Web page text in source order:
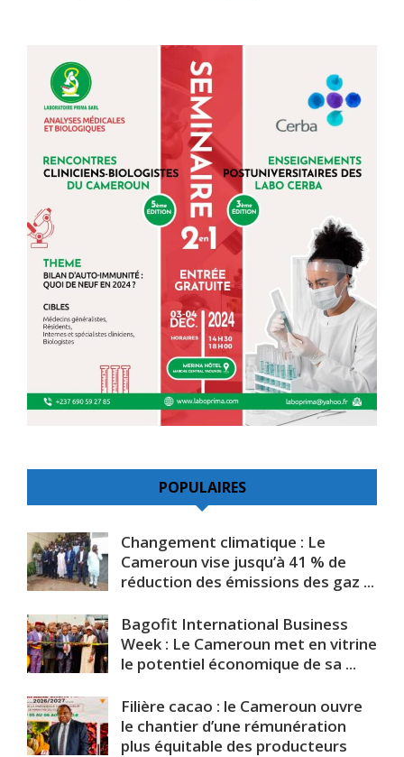
POPULAIRES
Changement climatique : Le
Cameroun vise jusqu’à 41 % de
réduction des émissions des gaz ...
Bagofit International Business
Week : Le Cameroun met en vitrine
le potentiel économique de sa ...
Filière cacao : le Cameroun ouvre
le chantier d’une rémunération
plus équitable des producteurs